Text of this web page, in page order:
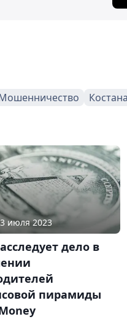
июля 2023
дело в
пирамиды